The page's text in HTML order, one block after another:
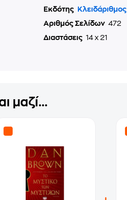
Εκδότης
Κλειδάριθμος
Αριθμός Σελίδων 472
Διαστάσεις 14 x 21
μαζί...